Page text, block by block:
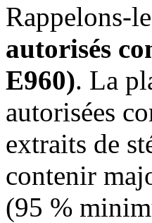
Rappelons-
autorisés
E960). La
autorisées
extraits de
contenir
(95 %